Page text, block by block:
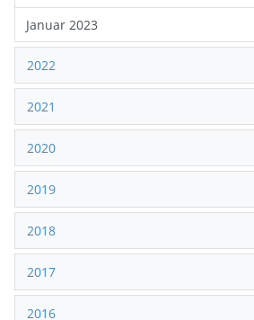
Januar 2023
2022
2021
2020
2019
2018
2017
2016